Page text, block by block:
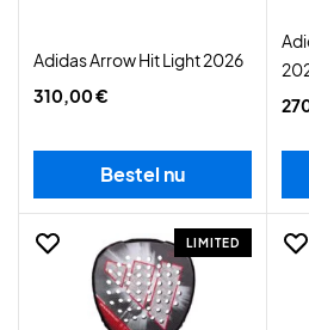
Adidas Arrow Hit Light 2026
310,00 €
Bestel nu
LIMITED